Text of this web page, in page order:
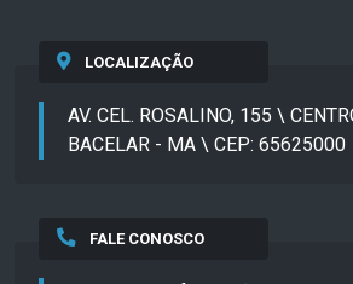
LOCALIZAÇÃO
AV. CEL. ROSALINO, 155 \
BACELAR - MA \ CEP: 65625000
FALE CONOSCO